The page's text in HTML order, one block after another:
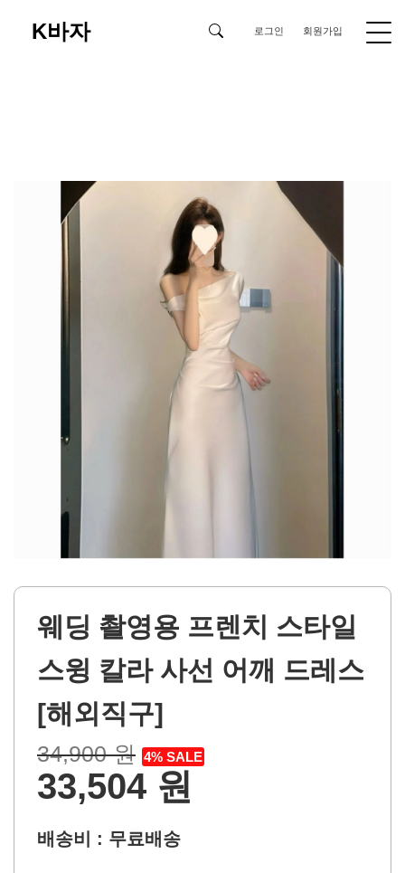
K바자 로그인 회원가입
웨딩 촬영용 프렌치 스타일
스윙 칼라 사선 어깨 드레스
[해외직구]
34,900 원 4% SALE
33,504 원
배송비 : 무료배송